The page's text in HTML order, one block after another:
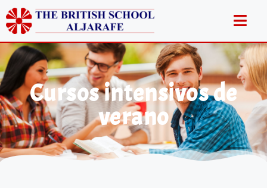
Cursos intensivos de
verano